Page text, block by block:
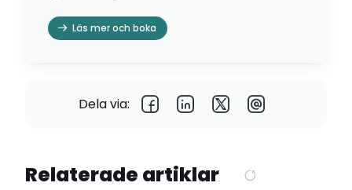
Läs mer och boka
Dela via:
Relaterade artiklar